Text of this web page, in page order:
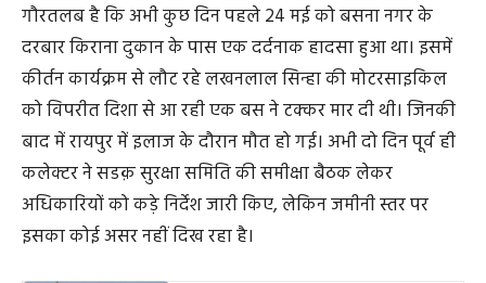
गौरतलब है कि अभी कुछ दिन पहले 24 मई को बसना नगर के
दरबार किराना दुकान के पास एक दर्दनाक हादसा हुआ था। इसमें
कीर्तन कार्यक्रम से लौट रहे लखनलाल सिन्हा की मोटरसाइकिल
को विपरीत दिशा से आ रही एक बस ने टक्कर मार दी थी। जिनकी
बाद में रायपुर में इलाज के दौरान मौत हो गई। अभी दो दिन पूर्व ही
कलेक्टर ने सडक़ सुरक्षा समिति की समीक्षा बैठक लेकर
अधिकारियों को कड़े निर्देश जारी किए, लेकिन जमीनी स्तर पर
इसका कोई असर नहीं दिख रहा है।